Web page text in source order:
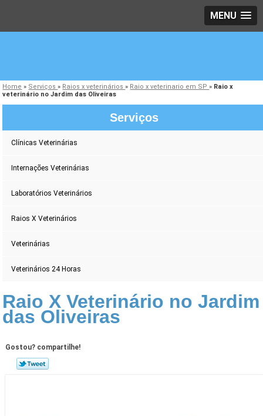
MENU
Home » Serviços» Raios x veterinários» Raio x veterinario em SP» Raio x
veterinário no Jardim das Oliveiras
Serviços
Clínicas Veterinárias
Internações Veterinárias
Laboratórios Veterinários
Raios X Veterinários
Veterinárias
Veterinários 24 Horas
Raio X Veterinário no Jardim
das Oliveiras
Gostou? compartilhe!